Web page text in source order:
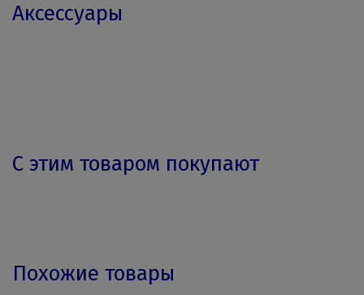
Аксессуары
С этим товаром покупают
Похожие товары